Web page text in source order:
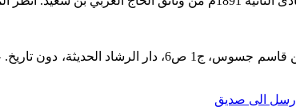
راجع شرح الشمائل المحمدية المسمى بالفوائد الجليلة
أرسل الى صديق